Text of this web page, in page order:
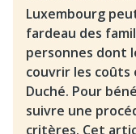
Luxembourg
fardeau des
personnes dont
couvrir les coûts
Duché. Pour
suivre une
critères. Cet